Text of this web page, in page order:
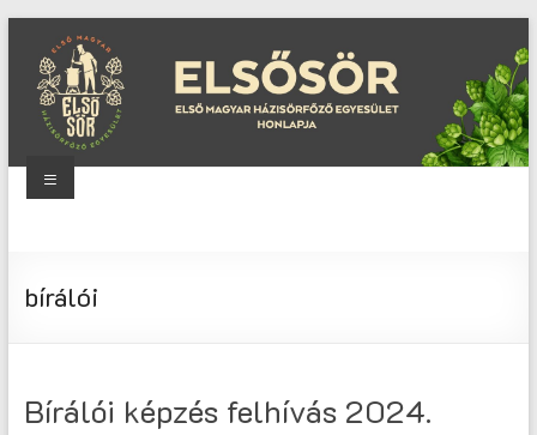
content
Magyar
Menu
bírálói
Bírálói képzés felhívás 2024.